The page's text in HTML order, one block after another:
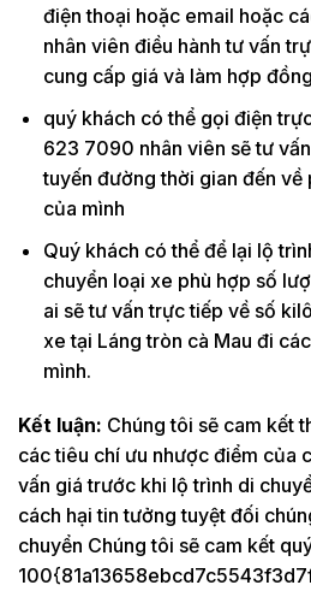
điện thoại hoặc email hoặc
nhân viên điều hành tư vấn
cung cấp giá và làm hợp
quý khách có thể gọi điện
623 7090 nhân viên sẽ tư
tuyến đường thời gian đến về
của mình
Quý khách có thể để lại lộ
chuyển loại xe phù hợp số
ai sẽ tư vấn trực tiếp về số
xe tại Láng tròn cà Mau đi
mình.
Kết luận: Chúng tôi sẽ cam kết
các tiêu chí ưu nhược điểm của
vấn giá trước khi lộ trình di
cách hại tin tưởng tuyệt đối
chuyển Chúng tôi sẽ cam kết